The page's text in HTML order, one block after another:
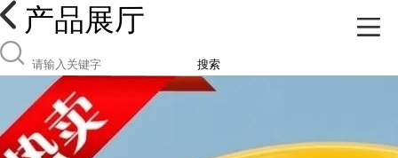
产品展厅
搜索